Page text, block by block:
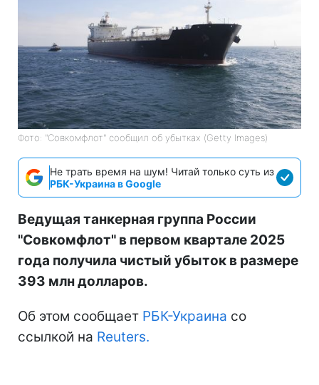
Фото: "Совкомфлот" сообщил об убытках (Getty Images)
Не трать время на шум! Читай только суть из
РБК-Украина в Google
Ведущая танкерная группа России
"Совкомфлот" в первом квартале 2025
года получила чистый убыток в размере
393 млн долларов.
Об этом сообщает РБК-Украина со
ссылкой на Reuters.